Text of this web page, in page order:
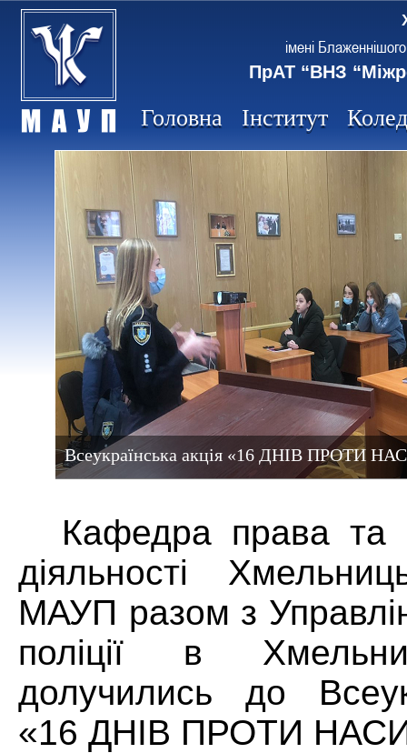
імені
ПрАТ “ВНЗ
Головна Інститут
Всеукраїнська акція «16 ДНІВ ПРОТИ
Кафедра права та
діяльності
МАУП разом з
поліції в
долучились до
«16 ДНІВ ПРОТИ